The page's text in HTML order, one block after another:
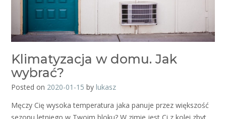
Klimatyzacja w domu. Jak
wybrać?
Posted on 2020-01-15 by lukasz
Męczy Cię wysoka temperatura jaka panuje przez większość